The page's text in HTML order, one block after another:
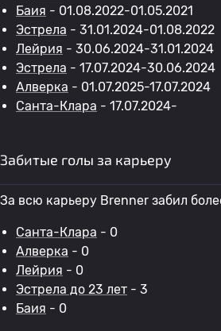
Баия - 01.08.2022-01.05.2021
Эстрела - 31.01.2024-01.08.2022
Лейрия - 30.06.2024-31.01.2024
Эстрела - 17.07.2024-30.06.2024
Алверка - 01.07.2025-17.07.2024
Санта-Клара - 17.07.2024-
Забитые голы за карьеру
За всю карьеру Brenner забил
Санта-Клара - 0
Алверка - 0
Лейрия - 0
Эстрела до 23 лет - 3
Баия - 0